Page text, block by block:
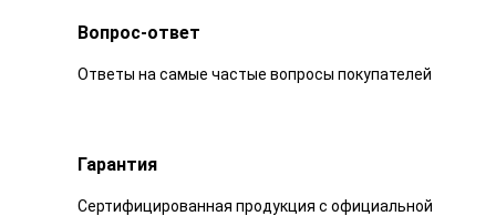
Вопрос-ответ
Ответы на самые частые вопросы покупателей
Гарантия
Сертифицированная продукция с официальной